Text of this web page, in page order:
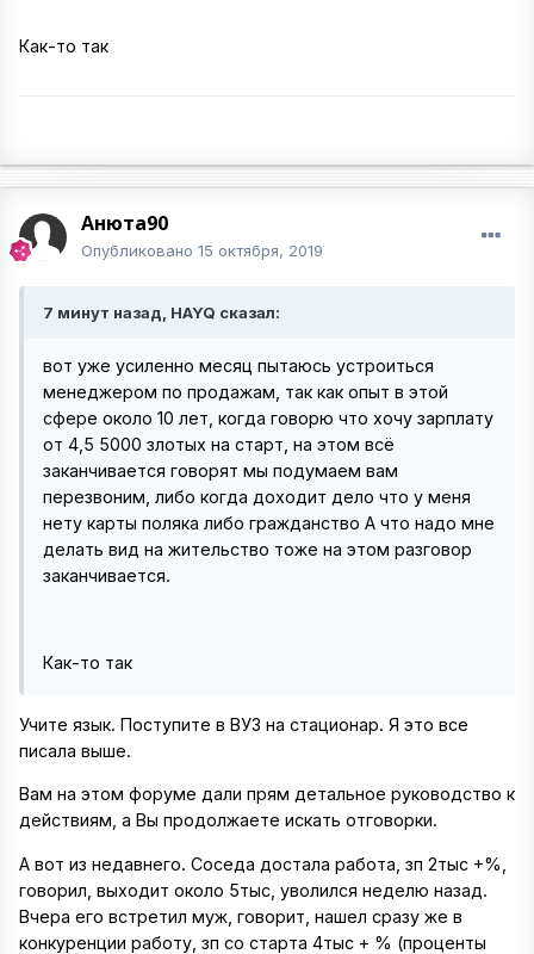
Как-то так
Анюта90
Опубликовано 15 октября, 2019
7 минут назад, HAYQ сказал:
вот уже усиленно месяц пытаюсь устроиться
менеджером по продажам, так как опыт в этой
сфере около 10 лет, когда говорю что хочу зарплату
от 4,5 5000 злотых на старт, на этом всё
заканчивается говорят мы подумаем вам
перезвоним, либо когда доходит дело что у меня
нету карты поляка либо гражданство А что надо мне
делать вид на жительство тоже на этом разговор
заканчивается.
Как-то так
Учите язык. Поступите в ВУЗ на стационар. Я это все
писала выше.
Вам на этом форуме дали прям детальное руководство к
действиям, а Вы продолжаете искать отговорки.
А вот из недавнего. Соседа достала работа, зп 2тыс +%,
говорил, выходит около 5тыс, уволился неделю назад.
Вчера его встретил муж, говорит, нашел сразу же в
конкуренции работу, зп со старта 4тыс + % (проценты